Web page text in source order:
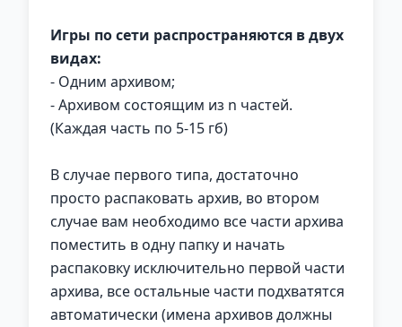
Игры по сети распространяются в двух
видах:
- Одним архивом;
- Архивом состоящим из n частей.
(Каждая часть по 5-15 гб)
В случае первого типа, достаточно
просто распаковать архив, во втором
случае вам необходимо все части архива
поместить в одну папку и начать
распаковку исключительно первой части
архива, все остальные части подхватятся
автоматически (имена архивов должны